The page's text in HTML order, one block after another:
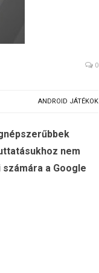
0
ANDROID JÁTÉKOK
nem
a Google